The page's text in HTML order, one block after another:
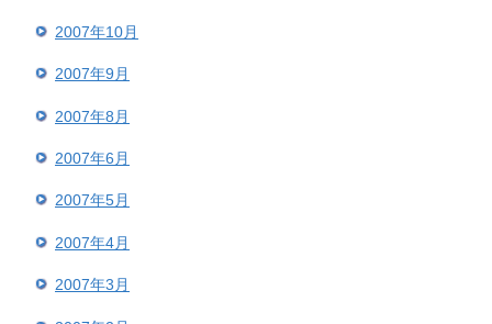
2007年10月
2007年9月
2007年8月
2007年6月
2007年5月
2007年4月
2007年3月